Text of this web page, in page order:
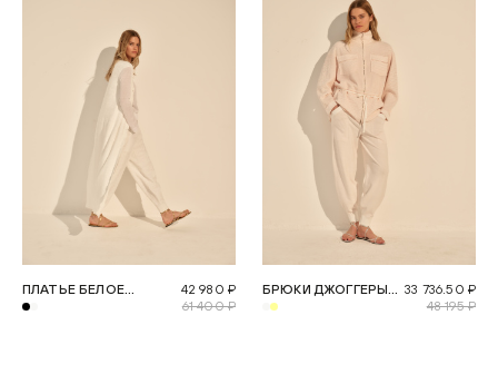
ПЛАТЬЕ БЕЛОЕ
МАКСИ CHIFFRE
42 980 ₽
61 400 ₽
БРЮКИ ДЖОГГЕРЫ
МОЛОЧНЫЕ
33 736.50 ₽
48 195 ₽